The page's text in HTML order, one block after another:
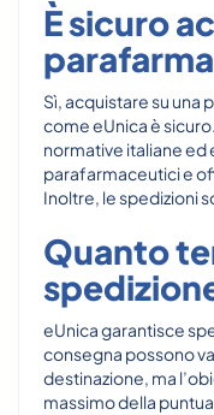
È sicuro
Sì, acquistare su una
come eUnica è
normative italiane
parafarmaceutici e
Inoltre, le spedizioni
Quanto
eUnica garantisce
consegna possono
destinazione, ma
massimo della